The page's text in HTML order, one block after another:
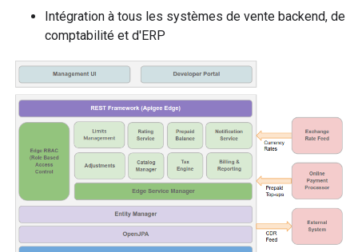
Intégration à tous les systèmes de vente backend, de
comptabilité et d'ERP